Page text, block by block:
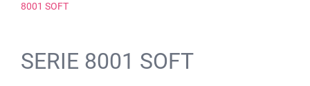
8001 SOFT
SERIE 8001 SOFT